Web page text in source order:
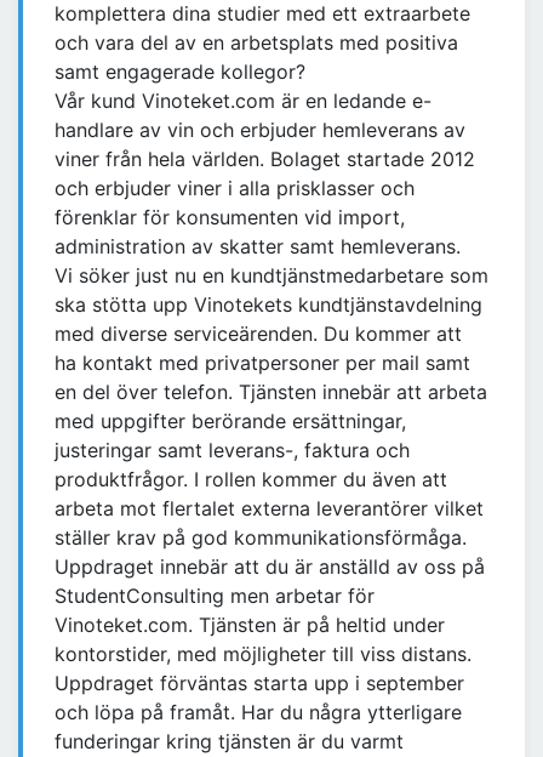
komplettera dina studier med ett extraarbete
och vara del av en arbetsplats med positiva
samt engagerade kollegor?
Vår kund Vinoteket.com är en ledande e-
handlare av vin och erbjuder hemleverans av
viner från hela världen. Bolaget startade 2012
och erbjuder viner i alla prisklasser och
förenklar för konsumenten vid import,
administration av skatter samt hemleverans.
Vi söker just nu en kundtjänstmedarbetare som
ska stötta upp Vinotekets kundtjänstavdelning
med diverse serviceärenden. Du kommer att
ha kontakt med privatpersoner per mail samt
en del över telefon. Tjänsten innebär att arbeta
med uppgifter berörande ersättningar,
justeringar samt leverans-, faktura och
produktfrågor. I rollen kommer du även att
arbeta mot flertalet externa leverantörer vilket
ställer krav på god kommunikationsförmåga.
Uppdraget innebär att du är anställd av oss på
StudentConsulting men arbetar för
Vinoteket.com. Tjänsten är på heltid under
kontorstider, med möjligheter till viss distans.
Uppdraget förväntas starta upp i september
och löpa på framåt. Har du några ytterligare
funderingar kring tjänsten är du varmt